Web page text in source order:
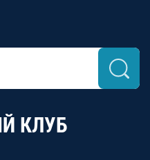
КЛУБ